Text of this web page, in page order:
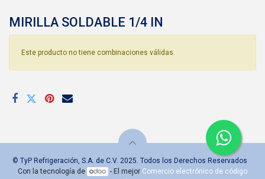
MIRILLA SOLDABLE 1/4 IN
Este producto no tiene combinaciones válidas.
© TyP Refrigeración, S.A. de C.V. 2025. Todos los Derechos Reservados
Con la tecnología de
- El mejor Comercio electrónico de código